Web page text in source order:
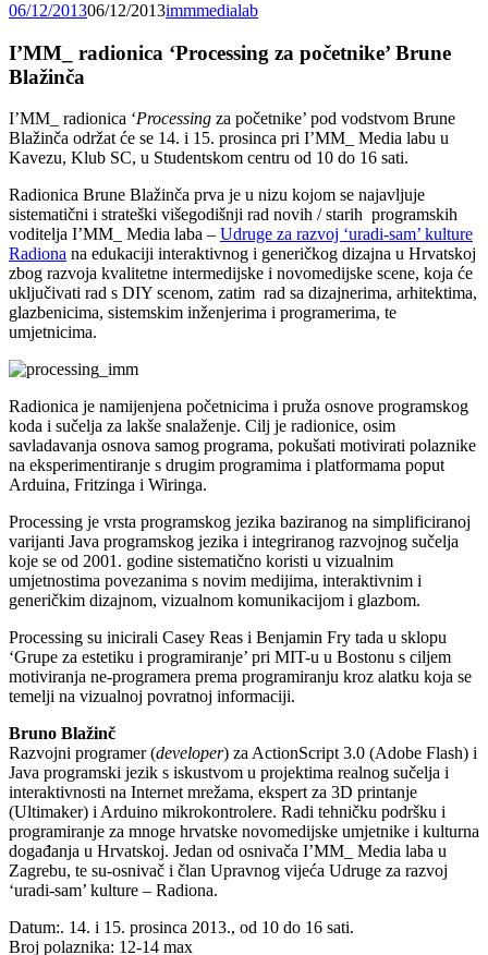
06/12/201306/12/2013immmedialab
I’MM_ radionica ‘Processing za početnike’ Brune
Blažinča
I’MM_ radionica ‘Processing za početnike’ pod vodstvom Brune
Blažinča održat će se 14. i 15. prosinca pri I’MM_ Media labu u
Kavezu, Klub SC, u Studentskom centru od 10 do 16 sati.
Radionica Brune Blažinča prva je u nizu kojom se najavljuje
sistematični i strateški višegodišnji rad novih / starih programskih
voditelja I’MM_ Media laba – Udruge za razvoj ‘uradi-sam’ kulture
Radiona na edukaciji interaktivnog i generičkog dizajna u Hrvatskoj
zbog razvoja kvalitetne intermedijske i novomedijske scene, koja će
uključivati rad s DIY scenom, zatim rad sa dizajnerima, arhitektima,
glazbenicima, sistemskim inženjerima i programerima, te
umjetnicima.
Radionica je namijenjena početnicima i pruža osnove programskog
koda i sučelja za lakše snalaženje. Cilj je radionice, osim
savladavanja osnova samog programa, pokušati motivirati polaznike
na eksperimentiranje s drugim programima i platformama poput
Arduina, Fritzinga i Wiringa.
Processing je vrsta programskog jezika baziranog na simplificiranoj
varijanti Java programskog jezika i integriranog razvojnog sučelja
koje se od 2001. godine sistematično koristi u vizualnim
umjetnostima povezanima s novim medijima, interaktivnim i
generičkim dizajnom, vizualnom komunikacijom i glazbom.
Processing su inicirali Casey Reas i Benjamin Fry tada u sklopu
‘Grupe za estetiku i programiranje’ pri MIT-u u Bostonu s ciljem
motiviranja ne-programera prema programiranju kroz alatku koja se
temelji na vizualnoj povratnoj informaciji.
Bruno Blažinč
Razvojni programer (developer) za ActionScript 3.0 (Adobe Flash) i
Java programski jezik s iskustvom u projektima realnog sučelja i
interaktivnosti na Internet mrežama, ekspert za 3D printanje
(Ultimaker) i Arduino mikrokontrolere. Radi tehničku podršku i
programiranje za mnoge hrvatske novomedijske umjetnike i kulturna
događanja u Hrvatskoj. Jedan od osnivača I’MM_ Media laba u
Zagrebu, te su-osnivač i član Upravnog vijeća Udruge za razvoj
‘uradi-sam’ kulture – Radiona.
Datum:. 14. i 15. prosinca 2013., od 10 do 16 sati.
Broj polaznika: 12-14 max